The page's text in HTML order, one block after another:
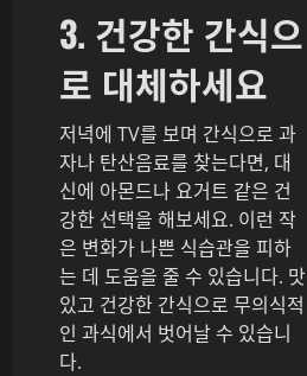
3. 건강한 간식으
로 대체하세요
저녁에 TV를 보며 간식으로 과
자나 탄산음료를 찾는다면, 대
신에 아몬드나 요거트 같은 건
강한 선택을 해보세요. 이런 작
은 변화가 나쁜 식습관을 피하
는 데 도움을 줄 수 있습니다. 맛
있고 건강한 간식으로 무의식적
인 과식에서 벗어날 수 있습니
다.